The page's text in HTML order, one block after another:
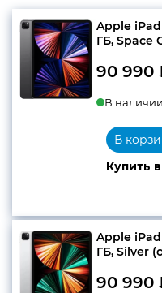
Apple iPad
ГБ, Space
90 990
В наличии
Купить
В
Apple iPad
ГБ, Silver
90 990